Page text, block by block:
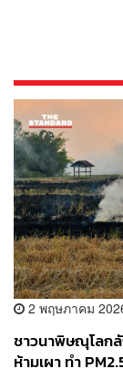
2 พฤษภาคม
ชาวนาพิษณุโลก
ห้ามเผา ทำ